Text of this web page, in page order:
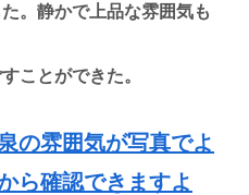
。静かで上品な雰囲気も
ことができた。
の雰囲気が写真でよ
ら確認できますよ